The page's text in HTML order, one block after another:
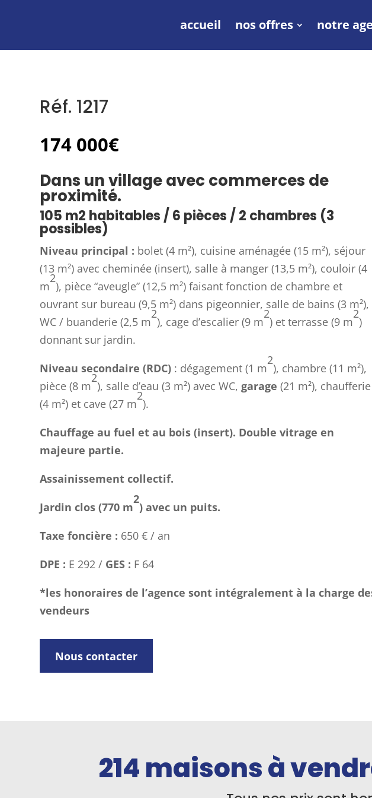
accueil nos offres notre
Réf. 1217
174 000€
Dans un village avec commerces de
proximité.
105 m2 habitables / 6 pièces / 2 chambres (3
possibles)
Niveau principal : bolet (4 m²), cuisine aménagée (15 m²), séjour
(13 m²) avec cheminée (insert), salle à manger (13,5 m²), couloir (4
m
2
), pièce “aveugle” (12,5 m²) faisant fonction de chambre et
ouvrant sur bureau (9,5 m²) dans pigeonnier, salle de bains (3 m²),
WC / buanderie (2,5 m
2
), cage d’escalier (9 m
2
) et terrasse (9 m
2
)
donnant sur jardin.
Niveau secondaire (RDC) : dégagement (1 m
2
), chambre (11 m²),
pièce (8 m
2
), salle d’eau (3 m²) avec WC,garage(21 m²), chaufferie
(4 m²) et cave (27 m
2
).
Chauffage au fuel et au bois (insert). Double vitrage en
majeure partie.
Assainissement collectif.
Jardin clos (770 m
2
) avec un puits.
Taxe foncière : 650 € / an
DPE : E 292 / GES : F 64
*les honoraires de l’agence sont intégralement à la charge
vendeurs
Nous contacter
214maisons à